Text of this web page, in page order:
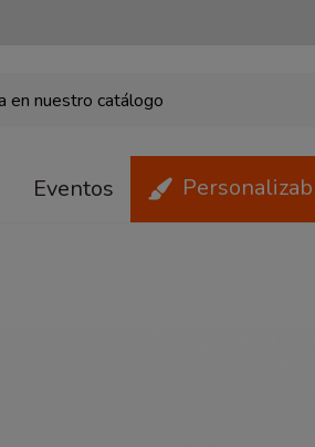
Eventos